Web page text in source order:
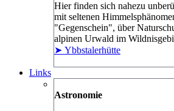
Hier finden sich nahezu
mit seltenen
"Gegenschein", über
alpinen Urwald im
➤ Ybbstalerhütte
Links
Astronomie